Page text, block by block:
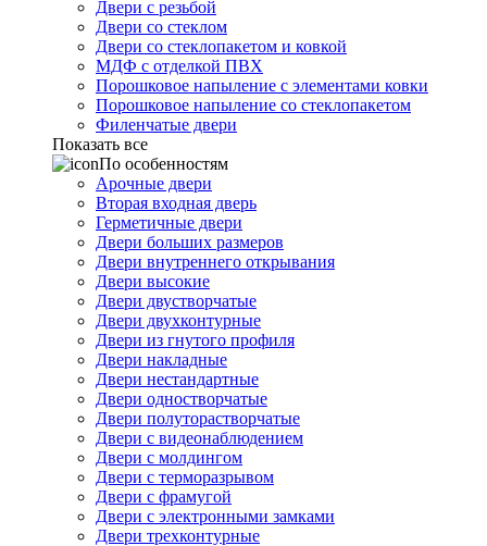
Двери с резьбой
Двери со стеклом
Двери со стеклопакетом и ковкой
МДФ с отделкой ПВХ
Порошковое напыление с элементами ковки
Порошковое напыление со стеклопакетом
Филенчатые двери
Показать все
По особенностям
Арочные двери
Вторая входная дверь
Герметичные двери
Двери больших размеров
Двери внутреннего открывания
Двери высокие
Двери двустворчатые
Двери двухконтурные
Двери из гнутого профиля
Двери накладные
Двери нестандартные
Двери одностворчатые
Двери полуторастворчатые
Двери с видеонаблюдением
Двери с молдингом
Двери с терморазрывом
Двери с фрамугой
Двери с электронными замками
Двери трехконтурные